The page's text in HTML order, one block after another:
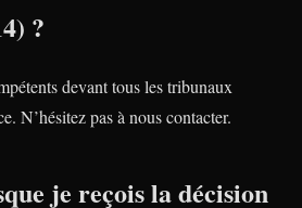
?
devant tous les tribunaux
N’hésitez pas à nous contacter.
je reçois la décision